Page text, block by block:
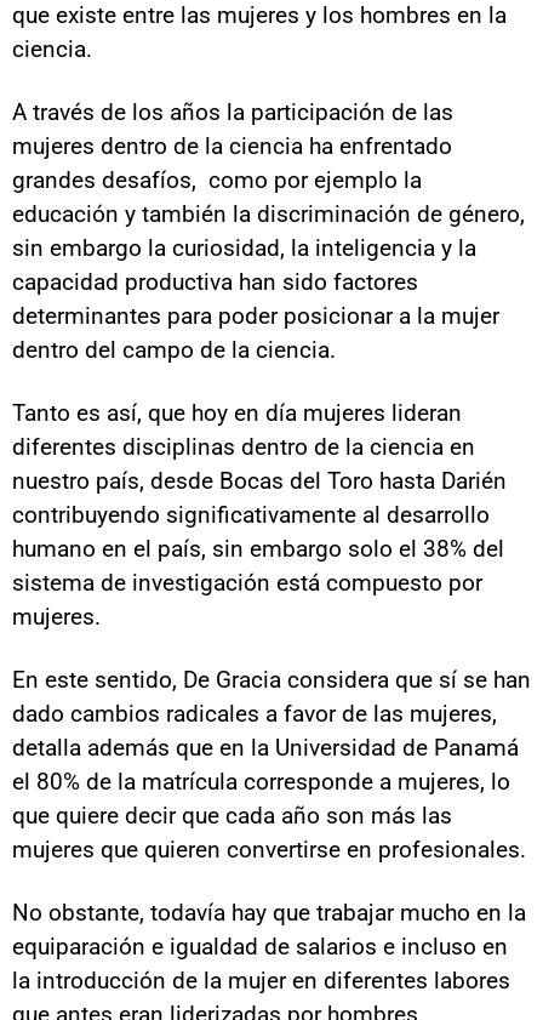
que existe entre las mujeres y los hombres en la
ciencia.
A través de los años la participación de las
mujeres dentro de la ciencia ha enfrentado
grandes desafíos, como por ejemplo la
educación y también la discriminación de género,
sin embargo la curiosidad, la inteligencia y la
capacidad productiva han sido factores
determinantes para poder posicionar a la mujer
dentro del campo de la ciencia.
Tanto es así, que hoy en día mujeres lideran
diferentes disciplinas dentro de la ciencia en
nuestro país, desde Bocas del Toro hasta Darién
contribuyendo significativamente al desarrollo
humano en el país, sin embargo solo el 38% del
sistema de investigación está compuesto por
mujeres.
En este sentido, De Gracia considera que sí se han
dado cambios radicales a favor de las mujeres,
detalla además que en la Universidad de Panamá
el 80% de la matrícula corresponde a mujeres, lo
que quiere decir que cada año son más las
mujeres que quieren convertirse en profesionales.
No obstante, todavía hay que trabajar mucho en la
equiparación e igualdad de salarios e incluso en
la introducción de la mujer en diferentes labores